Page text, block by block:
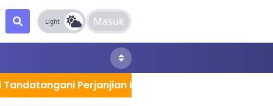
Light Masuk
Perjanjian Kerja Sama dengan PT Pertamina